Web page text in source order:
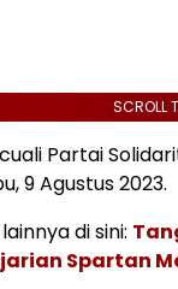
SCROLL
Partai
9 Agustus 2023.
di sini:
Spartan